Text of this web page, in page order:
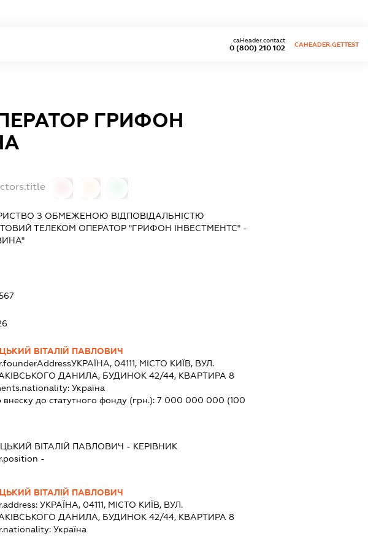
0 (800) 210 102
caHeader.contact
CAHEADER.GETTEST
ГРИФОН
З ОБМЕЖЕНОЮ ВІДПОВІДАЛЬНІСТЮ
ТЕЛЕКОМ ОПЕРАТОР "ГРИФОН ІНВЕСТМЕНТС" -
ВІТАЛІЙ ПАВЛОВИЧ
УКРАЇНА, 04111, МІСТО КИЇВ, ВУЛ.
ДАНИЛА, БУДИНОК 42/44, КВАРТИРА 8
Україна
внеску до статутного фонду (грн.): 7 000 000 000 (100
ВІТАЛІЙ ПАВЛОВИЧ - КЕРІВНИК
-
ВІТАЛІЙ ПАВЛОВИЧ
УКРАЇНА, 04111, МІСТО КИЇВ, ВУЛ.
ДАНИЛА, БУДИНОК 42/44, КВАРТИРА 8
Україна